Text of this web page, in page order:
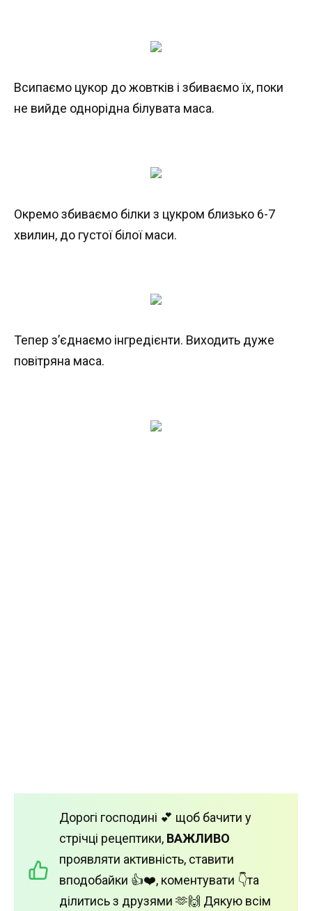
Всипаємо цукор до жовтків і збиваємо їх, поки
не вийде однорідна білувата маса.
Окремо збиваємо білки з цукром близько 6-7
хвилин, до густої білої маси.
Тепер з’єднаємо інгредієнти. Виходить дуже
повітряна маса.
Дорогі господині 💕 щоб бачити у
стрічці рецептики, ВАЖЛИВО
проявляти активність, ставити
вподобайки 👍❤️, коментувати 👇та
ділитись з друзями 🫶🙌 Дякую всім